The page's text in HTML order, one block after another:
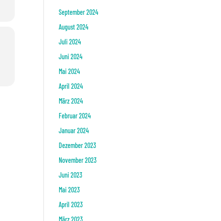
September 2024
August 2024
Juli 2024
Juni 2024
Mai 2024
April 2024
März 2024
Februar 2024
Januar 2024
Dezember 2023
November 2023
Juni 2023
Mai 2023
April 2023
März 2023